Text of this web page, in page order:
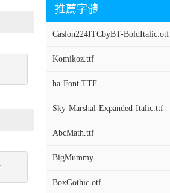
推薦字體
Caslon224ITCbyBT-BoldItalic.otf
Komikoz.ttf
ha-Font.TTF
Sky-Marshal-Expanded-Italic.ttf
AbcMath.ttf
BigMummy
BoxGothic.otf